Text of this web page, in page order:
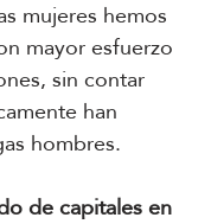
mujeres hemos
mayor esfuerzo
sin contar
han
hombres.
de capitales en